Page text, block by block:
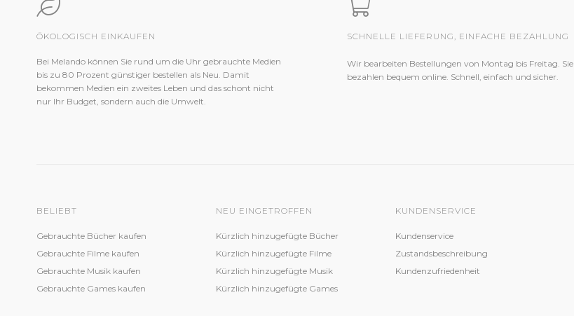
ÖKOLOGISCH EINKAUFEN
Bei Melando können Sie rund um die Uhr gebrauchte Medien
bis zu 80 Prozent günstiger bestellen als Neu. Damit
bekommen Medien ein zweites Leben und das schont nicht
nur Ihr Budget, sondern auch die Umwelt.
SCHNELLE LIEFERUNG, EINFACHE BEZAHLUNG
Wir bearbeiten Bestellungen von Montag bis Freitag. Sie
bezahlen bequem online. Schnell, einfach und sicher.
BELIEBT
Gebrauchte Bücher kaufen
Gebrauchte Filme kaufen
Gebrauchte Musik kaufen
Gebrauchte Games kaufen
NEU EINGETROFFEN
Kürzlich hinzugefügte Bücher
Kürzlich hinzugefügte Filme
Kürzlich hinzugefügte Musik
Kürzlich hinzugefügte Games
KUNDENSERVICE
Kundenservice
Zustandsbeschreibung
Kundenzufriedenheit